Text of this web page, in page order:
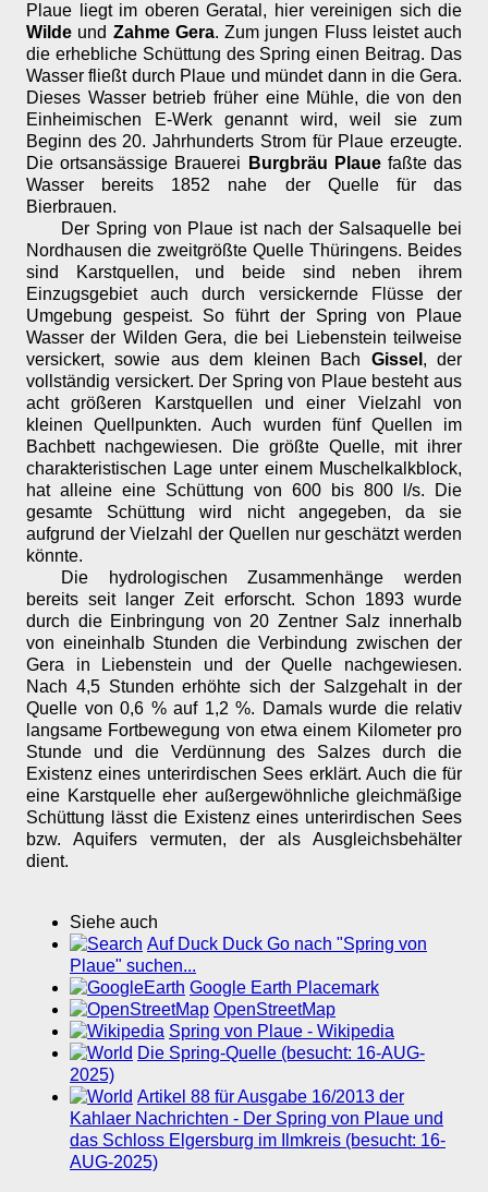
Plaue liegt im oberen Geratal, hier vereinigen sich die
Wilde und Zahme Gera. Zum jungen Fluss leistet auch
die erhebliche Schüttung des Spring einen Beitrag. Das
Wasser fließt durch Plaue und mündet dann in die Gera.
Dieses Wasser betrieb früher eine Mühle, die von den
Einheimischen E-Werk genannt wird, weil sie zum
Beginn des 20. Jahrhunderts Strom für Plaue erzeugte.
Die ortsansässige Brauerei
Burgbräu Plauefaßte das
Wasser bereits 1852 nahe der Quelle für das
Bierbrauen.
Der Spring von Plaue ist nach der Salsaquelle bei
Nordhausen die zweitgrößte Quelle Thüringens. Beides
sind Karstquellen, und beide sind neben ihrem
Einzugsgebiet auch durch versickernde Flüsse der
Umgebung gespeist. So führt der Spring von Plaue
Wasser der Wilden Gera, die bei Liebenstein teilweise
versickert, sowie aus dem kleinen Bach Gissel , der
vollständig versickert. Der Spring von Plaue besteht aus
acht größeren Karstquellen und einer Vielzahl von
kleinen Quellpunkten. Auch wurden fünf Quellen im
Bachbett nachgewiesen. Die größte Quelle, mit ihrer
charakteristischen Lage unter einem Muschelkalkblock,
hat alleine eine Schüttung von 600 bis 800 l/s. Die
gesamte Schüttung wird nicht angegeben, da sie
aufgrund der Vielzahl der Quellen nur geschätzt werden
könnte.
Die hydrologischen Zusammenhänge werden
bereits seit langer Zeit erforscht. Schon 1893 wurde
durch die Einbringung von 20 Zentner Salz innerhalb
von eineinhalb Stunden die Verbindung zwischen der
Gera in Liebenstein und der Quelle nachgewiesen.
Nach 4,5 Stunden erhöhte sich der Salzgehalt in der
Quelle von 0,6 % auf 1,2 %. Damals wurde die relativ
langsame Fortbewegung von etwa einem Kilometer pro
Stunde und die Verdünnung des Salzes durch die
Existenz eines unterirdischen Sees erklärt. Auch die für
eine Karstquelle eher außergewöhnliche gleichmäßige
Schüttung lässt die Existenz eines unterirdischen Sees
bzw. Aquifers vermuten, der als Ausgleichsbehälter
dient.
Siehe auch
Auf Duck Duck Go nach "Spring von
Plaue" suchen...
Google Earth Placemark
OpenStreetMap
Spring von Plaue - Wikipedia
Die Spring-Quelle (besucht: 16-AUG-
2025)
Artikel 88 für Ausgabe 16/2013 der
Kahlaer Nachrichten - Der Spring von Plaue und
das Schloss Elgersburg im Ilmkreis (besucht: 16-
AUG-2025)